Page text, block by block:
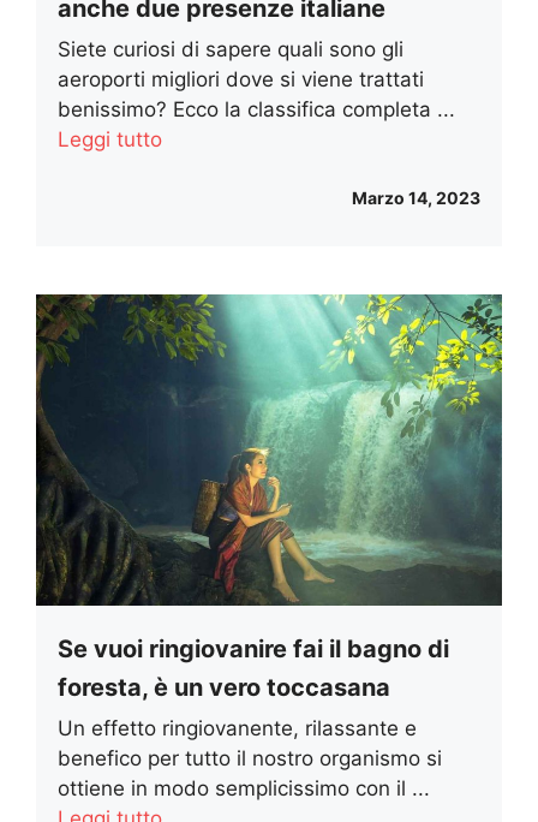
anche due presenze italiane
Siete curiosi di sapere quali sono gli
aeroporti migliori dove si viene trattati
benissimo? Ecco la classifica completa ...
Leggi tutto
Marzo 14, 2023
Se vuoi ringiovanire fai il bagno di
foresta, è un vero toccasana
Un effetto ringiovanente, rilassante e
benefico per tutto il nostro organismo si
ottiene in modo semplicissimo con il ...